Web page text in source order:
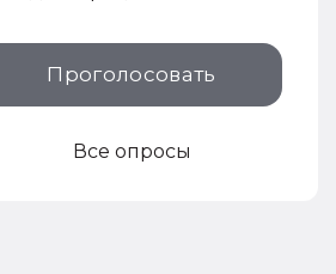
Проголосовать
Все опросы